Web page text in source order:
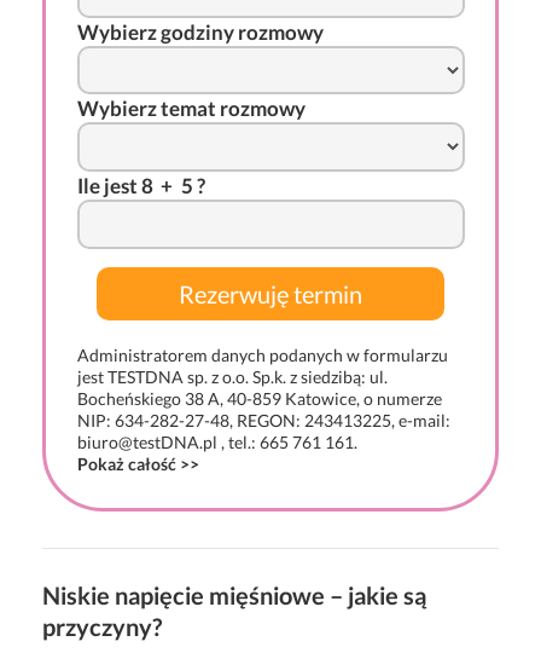
Wybierz godziny rozmowy
Wybierz temat rozmowy
Ile jest 8- + 5 ?
Administratorem danych podanych w formularzu
jest TESTDNA sp. z o.o. Sp.k. z siedzibą: ul.
Bocheńskiego 38 A, 40-859 Katowice, o numerze
NIP: 634-282-27-48, REGON: 243413225, e-mail:
biuro@testDNA.pl , tel.: 665 761 161.
Pokaż całość >>
Niskie napięcie mięśniowe – jakie są
przyczyny?